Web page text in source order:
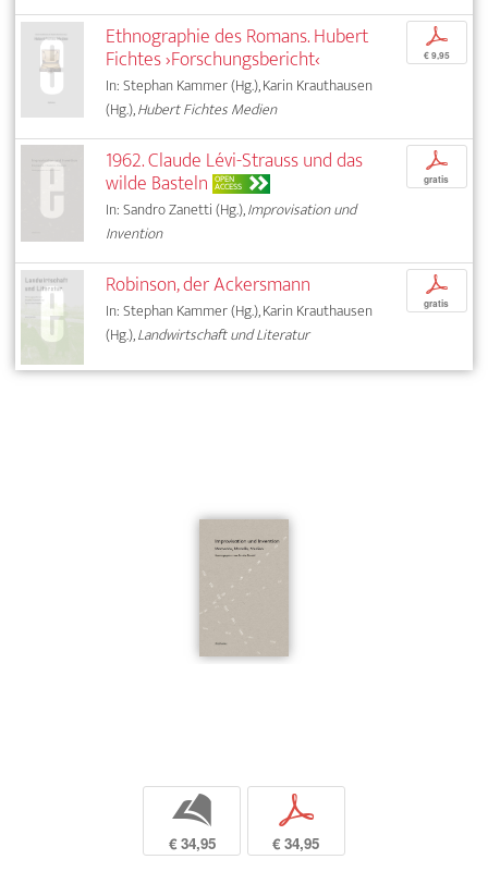
Ethnographie des Romans. Hubert
Fichtes ›Forschungsbericht‹
In: Stephan Kammer (Hg.), Karin Krauthausen
(Hg.),Hubert Fichtes Medien
p
€ 9,95
1962. Claude Lévi-Strauss und das
wilde Basteln OPEN
ACCESS
In: Sandro Zanetti (Hg.),Improvisation und
Invention
p
gratis
Robinson, der Ackersmann
In: Stephan Kammer (Hg.), Karin Krauthausen
(Hg.),Landwirtschaft und Literatur
p
gratis
b
€ 34,95
p
€ 34,95